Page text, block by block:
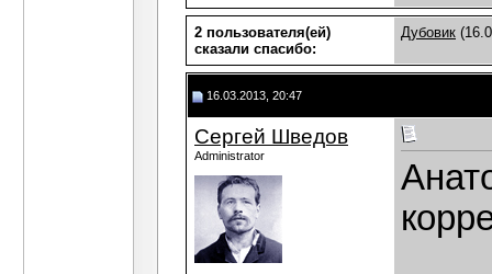
2 пользователя(ей)
сказали cпасибо:
Дубовик
16.03.2013, 20:47
Сергей Шведов
Administrator